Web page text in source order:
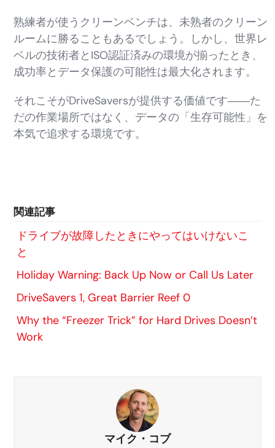
熟練者が使うクリーンベンチは、未熟者のクリーン
ルームに勝ることもあるでしょう。しかし、世界レ
ベルの技術者とISO認証済みの環境が揃ったとき、
成功率とデータ保護の可能性は最大化されます。
それこそがDriveSaversが提供する価値です――た
だの作業場所ではなく、データの「生存可能性」を
本気で追求する環境です。
関連記事
ドライブが故障したときにやってはいけないこ
と
Holiday Warning: Back Up Now or Call Us Later
DriveSavers 1, Great Barrier Reef 0
Why the “Freezer Trick” for Hard Drives Doesn’t
Work
マイク・コブ